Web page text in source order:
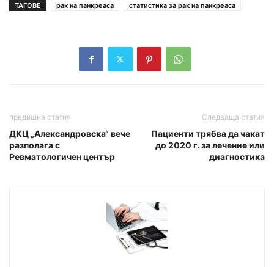
ТАГОВЕ рак на панкреаса статистика за рак на панкреаса
предишна статия
ДКЦ „Александровска“ вече
разполага с
Ревматологичен център
Следваща статия
Пациенти трябва да чакат
до 2020 г. за лечение или
диагностика